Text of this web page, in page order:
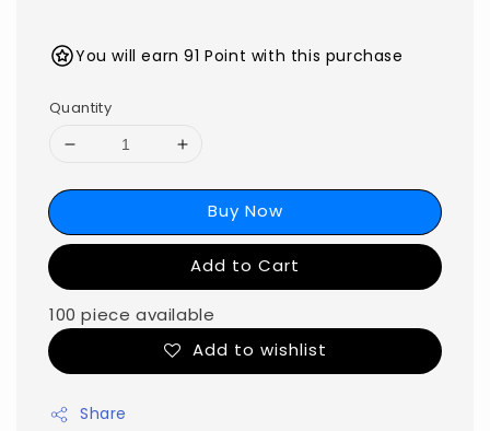
You will earn 91 Point with this purchase
Quantity
Buy Now
Add to Cart
100 piece available
Add to wishlist
Share